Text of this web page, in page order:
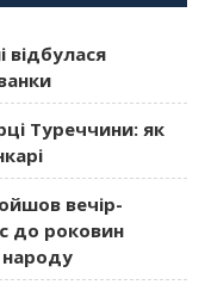
відбулася
Туреччини: як
вечір-
до роковин